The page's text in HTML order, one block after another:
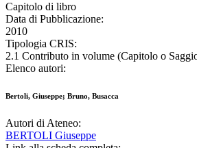
Capitolo di libro
Data di Pubblicazione:
2010
Tipologia CRIS:
2.1 Contributo in volume (Capitolo o
Elenco autori:
Bertoli, Giuseppe; Bruno, Busacca
Autori di Ateneo:
BERTOLI Giuseppe